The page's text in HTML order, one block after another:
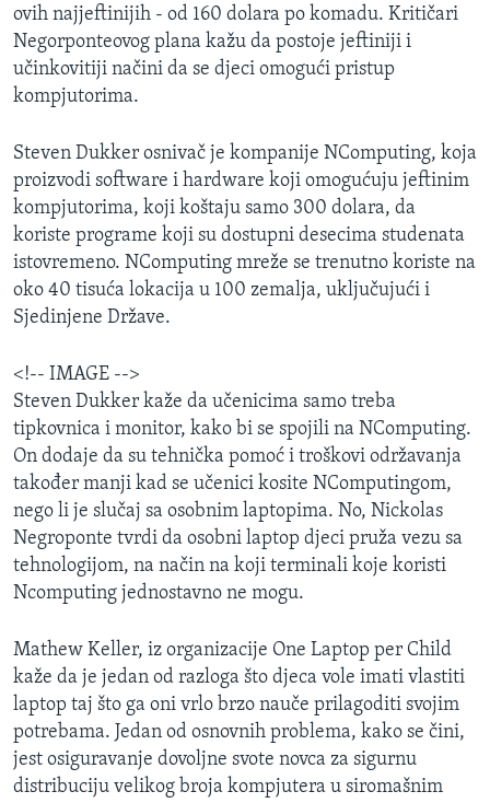
ovih najjeftinijih - od 160 dolara po komadu. Kritičari
Negorponteovog plana kažu da postoje jeftiniji i
učinkovitiji načini da se djeci omogući pristup
kompjutorima.
Steven Dukker osnivač je kompanije NComputing, koja
proizvodi software i hardware koji omogućuju jeftinim
kompjutorima, koji koštaju samo 300 dolara, da
koriste programe koji su dostupni desecima studenata
istovremeno. NComputing mreže se trenutno koriste na
oko 40 tisuća lokacija u 100 zemalja, uključujući i
Sjedinjene Države.
<!-- IMAGE -->
Steven Dukker kaže da učenicima samo treba
tipkovnica i monitor, kako bi se spojili na NComputing.
On dodaje da su tehnička pomoć i troškovi održavanja
također manji kad se učenici kosite NComputingom,
nego li je slučaj sa osobnim laptopima. No, Nickolas
Negroponte tvrdi da osobni laptop djeci pruža vezu sa
tehnologijom, na način na koji terminali koje koristi
Ncomputing jednostavno ne mogu.
Mathew Keller, iz organizacije One Laptop per Child
kaže da je jedan od razloga što djeca vole imati vlastiti
laptop taj što ga oni vrlo brzo nauče prilagoditi svojim
potrebama. Jedan od osnovnih problema, kako se čini,
jest osiguravanje dovoljne svote novca za sigurnu
distribuciju velikog broja kompjutera u siromašnim